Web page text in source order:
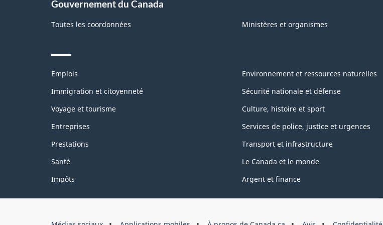
Gouvernement du Canada
Toutes les coordonnées Ministères et organismes
Themes
topics
Emplois
Immigration et citoyenneté
Voyage et tourisme
Entreprises
Prestations
Santé
Impôts
Environnement et ressources naturelles
Sécurité nationale et défense
Culture, histoire et sport
Services de police, justice et urgences
Transport et infrastructure
Le Canada et le monde
Argent et finance